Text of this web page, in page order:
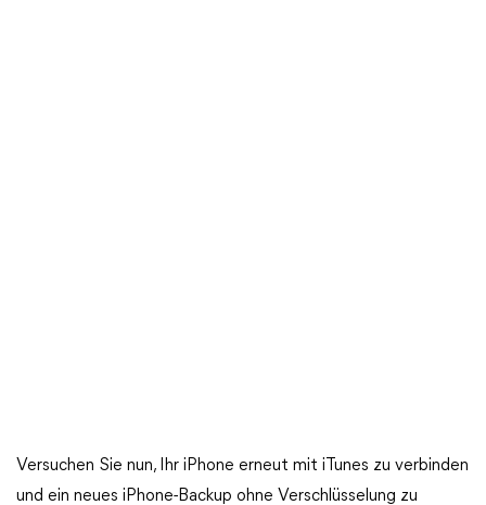
Versuchen Sie nun, Ihr iPhone erneut mit iTunes zu verbinden
und ein neues iPhone-Backup ohne Verschlüsselung zu